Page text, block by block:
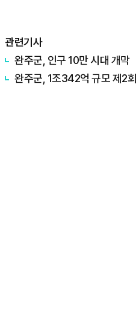
관련기사
완주군, 인구 10만 시대 개막
완주군, 1조342억 규모 제2회